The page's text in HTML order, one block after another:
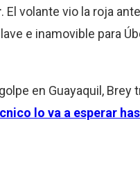
. El volante vio la roja
e inamovible para
en Guayaquil, Brey
lo va a esperar